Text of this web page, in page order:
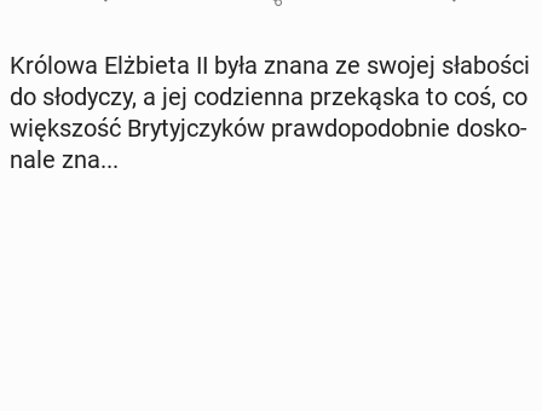
Królowa Elż­bie­ta II była znana ze swojej sła­bo­ści
do sło­dy­czy, a jej co­dzien­na prze­ką­ska to coś, co
więk­szość Bry­tyj­czy­ków praw­do­po­dob­nie do­sko­
na­le zna...